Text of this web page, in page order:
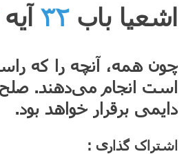
اشعیا باب ۳۲
چون همه، آنچه را که
است انجام می‌دهند. صلح
دایمی برقرار خواهد بود.
اشتراک گذاری :